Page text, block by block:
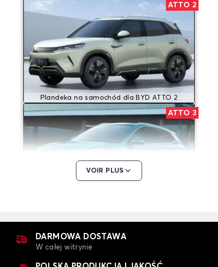
ATTO 2
Plandeka na samochód dla BYD ATTO 2
ATTO 3
DOLPHIN
VOIR PLUS
DARMOWA DOSTAWA
W całej witrynie